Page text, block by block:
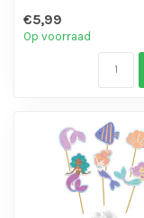
€5,99
Op voorraad